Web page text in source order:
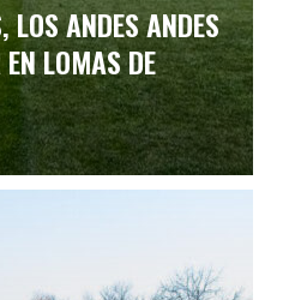
LOS ANDES ANDES
LOMAS DE